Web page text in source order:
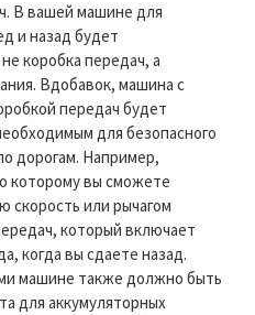
В вашей машине для
и назад будет
коробка передач, а
Вдобавок, машина с
передач будет
для безопасного
дорогам. Например,
которому вы сможете
скорость или рычагом
который включает
когда вы сдаете назад.
машине также должно быть
для аккумуляторных